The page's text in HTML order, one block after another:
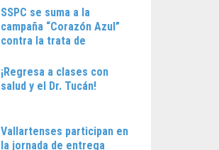
SSPC se suma a la
campaña “Corazón Azul”
contra la trata de
¡Regresa a clases con
salud y el Dr. Tucán!
Vallartenses participan en
la jornada de entrega